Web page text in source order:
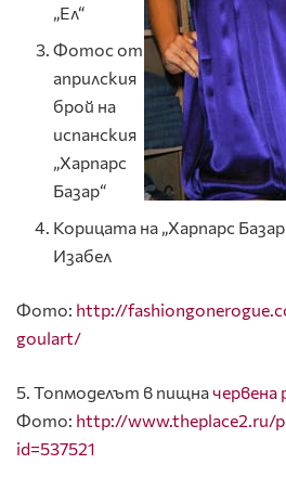
„Ел“
Фотос от
априлския
брой на
испанския
„Харпарс
Базар“
Корицата на „Харпарс
Изабел
Фото: http://
goulart/
5. Топмоделът в пищначервена
Фото: http://www.theplace2.ru/
id=537521